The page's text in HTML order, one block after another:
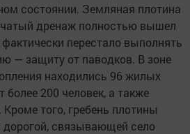
состоянии. Земляная плотина
дренаж полностью вышел
перестало выполнять
— защиту от паводков. В зоне
находились 96 жилых
200 человек, а также
того, гребень плотины
дорогой, связывающей село